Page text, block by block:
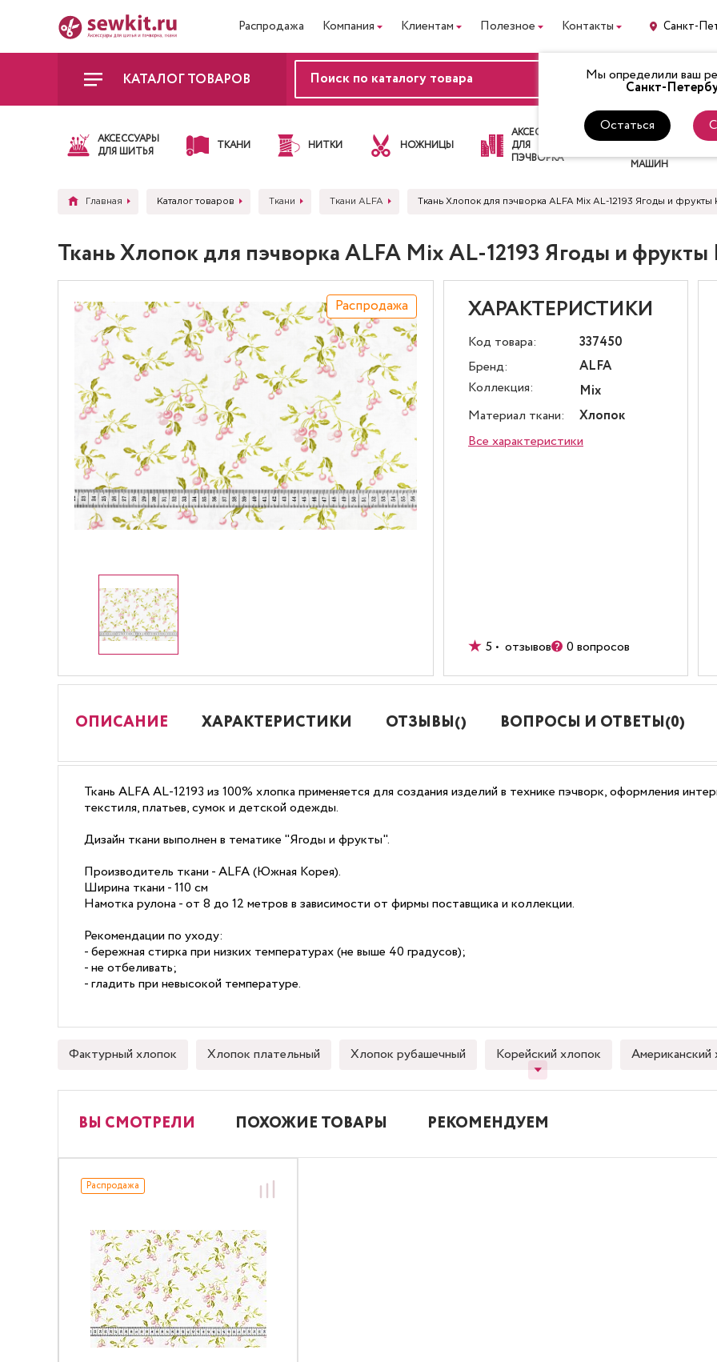
Распродажа Компания Клиентам Полезное Контакты Санкт-
Мы определили ваш
Санкт-
Остаться
КАТАЛОГ ТОВАРОВ ВХОД
АКСЕССУАРЫ
ДЛЯ ШИТЬЯ
ТКАНИ НИТКИ НОЖНИЦЫ
АКСЕССУАРЫ
ДЛЯ
ПЭЧВОРКА
ЛАПКИ
ДЛЯ
МАШИН
Главная Каталог товаров Ткани Ткани ALFA Ткань Хлопок для пэчворка ALFA Mix AL-12193 Ягоды и
Ткань Хлопок для пэчворка ALFA Mix AL-12193 Ягоды и
Распродажа ХАРАКТЕРИСТИКИ
Код товара:
337450
Бренд:
ALFA
Коллекция:
Mix
Материал ткани:
Хлопок
Все характеристики
5 • отзывов 0 вопросов
ОПИСАНИЕ ХАРАКТЕРИСТИКИ ОТЗЫВЫ() ВОПРОСЫ И ОТВЕТЫ(0)
Ткань ALFA AL-12193 из 100% хлопка применяется для создания изделий в технике пэчворк, оформления
текстиля, платьев, сумок и детской одежды.
Дизайн ткани выполнен в тематике "Ягоды и фрукты".
Производитель ткани - ALFA (Южная Корея).
Ширина ткани - 110 см
Намотка рулона - от 8 до 12 метров в зависимости от фирмы поставщика и коллекции.
Рекомендации по уходу:
- бережная стирка при низких температурах (не выше 40 градусов);
- не отбеливать;
- гладить при невысокой температуре.
Фактурный хлопок Хлопок плательный Хлопок рубашечный Корейский хлопок Американский
ВЫ СМОТРЕЛИ ПОХОЖИЕ ТОВАРЫ РЕКОМЕНДУЕМ
Распродажа